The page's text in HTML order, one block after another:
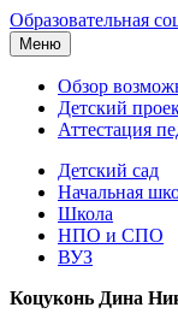
Образовательная
Меню
Обзор
Детский
Аттестация
Детский сад
Начальная
Школа
НПО и СПО
ВУЗ
Коцуконь Дина